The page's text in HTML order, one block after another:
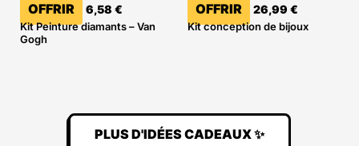
OFFRIR 6,58 €
Kit Peinture diamants – Van
Gogh
OFFRIR 26,99 €
Kit conception de bijoux
PLUS D'IDÉES CADEAUX ✨